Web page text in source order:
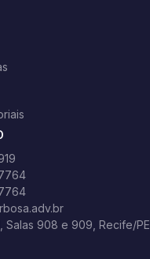
Salas 908 e 909, Recife/PE